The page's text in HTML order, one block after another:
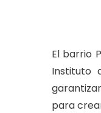
El barrio
Instituto
para